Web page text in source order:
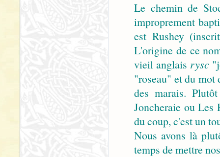
Le chemin de
improprement
est Rushey
L'origine de ce
vieil anglais rysc
"roseau" et du
des marais.
Joncheraie ou Les
du coup, c'est un
Nous avons là
temps de mettre